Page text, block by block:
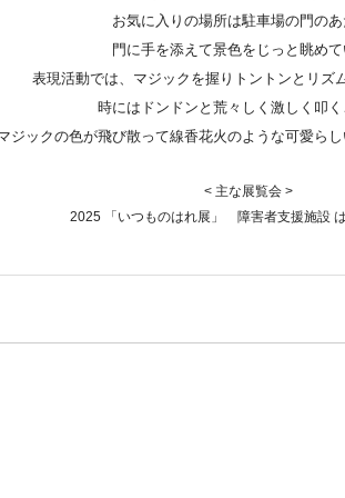
お気に入りの場所は駐車場の門のあ
門に手を添えて景色をじっと眺めて
表現活動では、マジックを握りトントンとリズ
時にはドンドンと荒々しく激しく叩く
ジックの色が飛び散って線香花火のような可愛らし
< 主な展覧会 >
2025 「いつものはれ展」 障害者支援施設 は